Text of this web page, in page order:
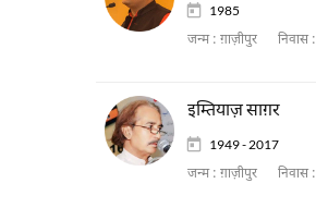
1985
जन्म : ग़ाज़ीपुर निवास :
इम्तियाज़ साग़र
1949 - 2017
जन्म : ग़ाज़ीपुर निवास :